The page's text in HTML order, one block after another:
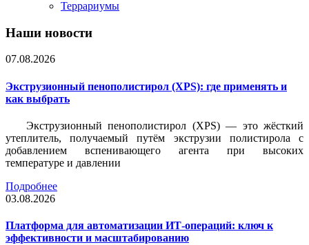
Террариумы
Наши новости
07.08.2026
Экструзионный пенополистирол (XPS): где применять и
как выбрать
Экструзионный пенополистирол (XPS) — это жёсткий
утеплитель, получаемый путём экструзии полистирола с
добавлением вспенивающего агента при высоких
температуре и давлении
Подробнее
03.08.2026
Платформа для автоматизации ИТ-операций: ключ к
эффективности и масштабированию